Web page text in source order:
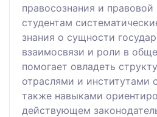
правосознания и
студентам
знания о сущности
взаимосвязи и роли в
помогает овладеть
отраслями и институтами
также навыками
действующем